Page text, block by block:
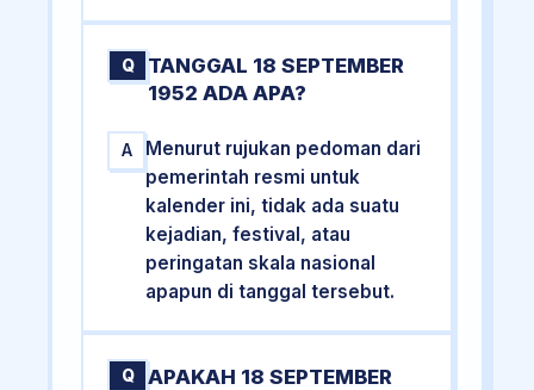
Q
TANGGAL 18 SEPTEMBER
1952 ADA APA?
A
Menurut rujukan pedoman dari
pemerintah resmi untuk
kalender ini, tidak ada suatu
kejadian, festival, atau
peringatan skala nasional
apapun di tanggal tersebut.
Q
APAKAH 18 SEPTEMBER